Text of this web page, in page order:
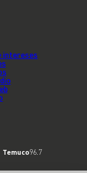
intereses
Temuco96.7